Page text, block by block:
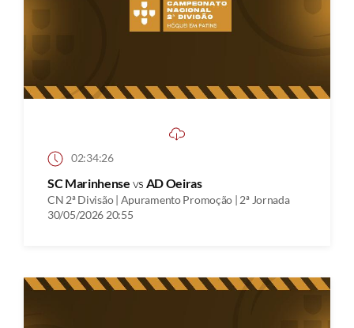
02:34:26
SC Marinhense vs AD Oeiras
CN 2ª Divisão | Apuramento Promoção | 2ª Jornada
30/05/2026 20:55